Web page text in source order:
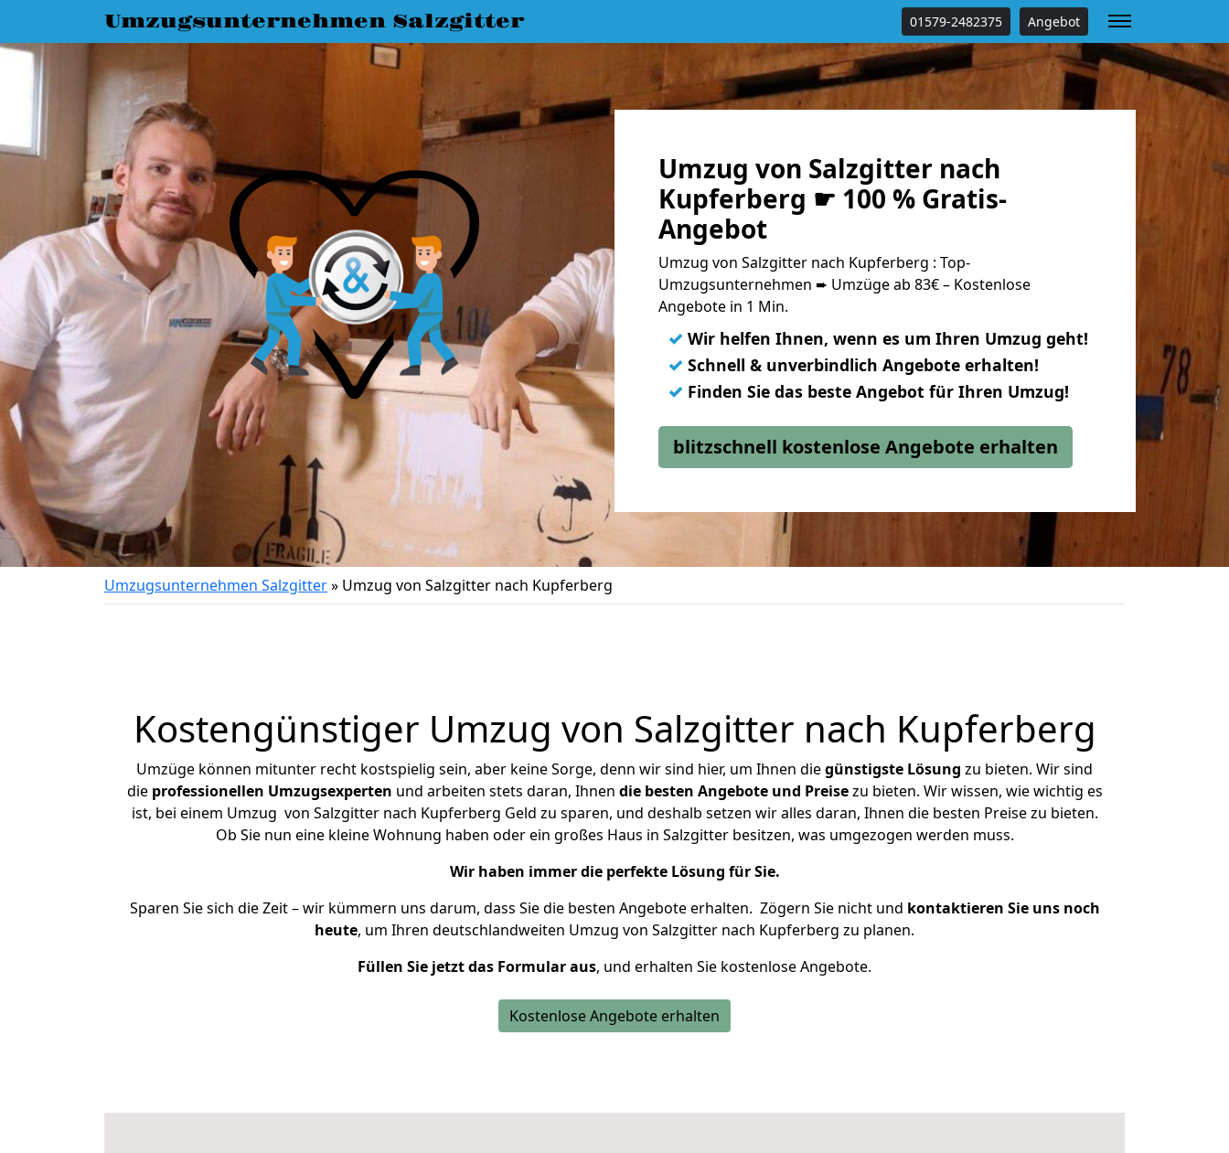
Umzugsunternehmen Salzgitter 01579-2482375 Angebot
Umzug von Salzgitter nach
Kupferberg ☛ 100 % Gratis-
Angebot
Umzug von Salzgitter nach Kupferberg : Top-
Umzugsunternehmen ➨ Umzüge ab 83€ – Kostenlose
Angebote in 1 Min.
✓ Wir helfen Ihnen, wenn es um Ihren Umzug geht!
✓ Schnell & unverbindlich Angebote erhalten!
✓ Finden Sie das beste Angebot für Ihren Umzug!
blitzschnell kostenlose Angebote erhalten
Umzugsunternehmen Salzgitter» Umzug von Salzgitter nach Kupferberg
Kostengünstiger Umzug von Salzgitter nach Kupferberg
Umzüge können mitunter recht kostspielig sein, aber keine Sorge, denn wir sind hier, um Ihnen diegünstigste Lösung zu bieten. Wir sind
die professionellen Umzugsexperten und arbeiten stets daran, Ihnen die besten Angebote und Preisezu bieten. Wir wissen, wie wichtig es
ist, bei einem Umzug von Salzgitter nach Kupferberg Geld zu sparen, und deshalb setzen wir alles daran, Ihnen die besten Preise zu bieten.
Ob Sie nun eine kleine Wohnung haben oder ein großes Haus in Salzgitter besitzen, was umgezogen werden muss.
Wir haben immer die perfekte Lösung für Sie.
Sparen Sie sich die Zeit – wir kümmern uns darum, dass Sie die besten Angebote erhalten. Zögern Sie nicht und kontaktieren Sie uns noch
heute, um Ihren deutschlandweiten Umzug von Salzgitter nach Kupferberg zu planen.
Füllen Sie jetzt das Formular aus, und erhalten Sie kostenlose Angebote.
Kostenlose Angebote erhalten